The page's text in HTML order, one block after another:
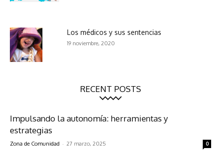
Los médicos y sus sentencias
19 noviembre, 2020
RECENT POSTS
Impulsando la autonomía: herramientas y
estrategias
Zona de Comunidad - 27 marzo, 2025 0